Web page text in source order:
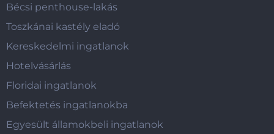
Bécsi penthouse-lakás
Toszkánai kastély eladó
Kereskedelmi ingatlanok
Hotelvásárlás
Floridai ingatlanok
Befektetés ingatlanokba
Egyesült államokbeli ingatlanok